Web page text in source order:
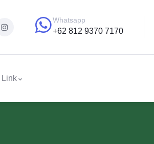
Whatsapp
+62 812 9370 7170
Link